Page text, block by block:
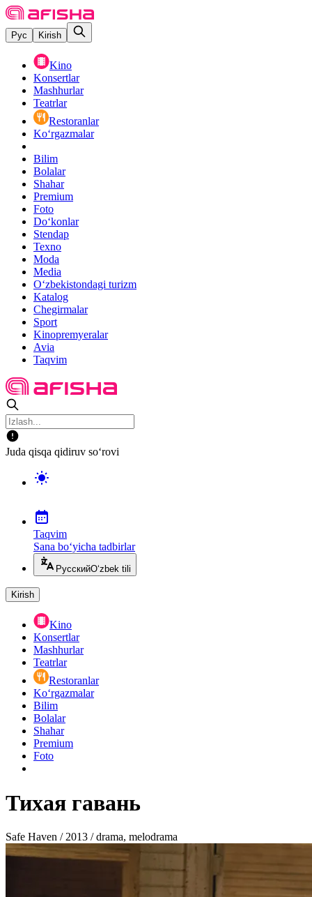
Рус Kirish
Kino
Konsertlar
Mashhurlar
Teatrlar
Restoranlar
Ko‘rgazmalar
Bilim
Bolalar
Shahar
Premium
Foto
Do‘konlar
Stendap
Texno
Moda
Media
O‘zbekistondagi turizm
Katalog
Chegirmalar
Sport
Kinopremyeralar
Avia
Taqvim
Juda qisqa qidiruv so‘rovi
Taqvim
Sana bo‘yicha tadbirlar
РусскийO‘zbek tili
Kirish
Kino
Konsertlar
Mashhurlar
Teatrlar
Restoranlar
Ko‘rgazmalar
Bilim
Bolalar
Shahar
Premium
Foto
Тихая гавань
Safe Haven / 2013 / drama, melodrama